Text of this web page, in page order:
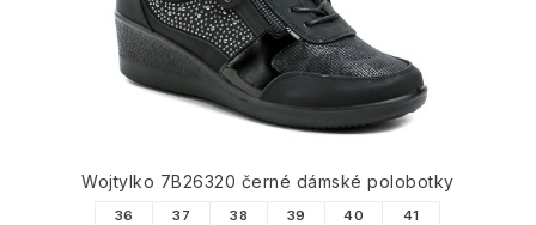
Wojtylko 7B26320 černé dámské polobotky
36 37 38 39 40 41